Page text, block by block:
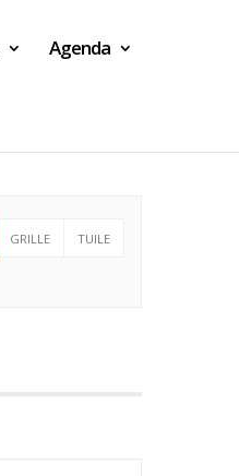
Agenda
GRILLE TUILE